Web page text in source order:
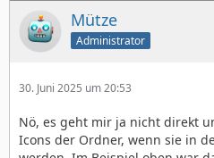
Mütze
Administrator
30. Juni 2025 um 20:53
Nö, es geht mir ja nicht direkt
Icons der Ordner, wenn sie in